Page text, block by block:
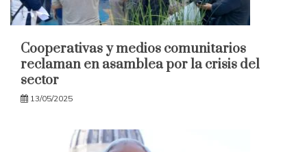
Cooperativas y medios comunitarios
reclaman en asamblea por la crisis del
sector
13/05/2025